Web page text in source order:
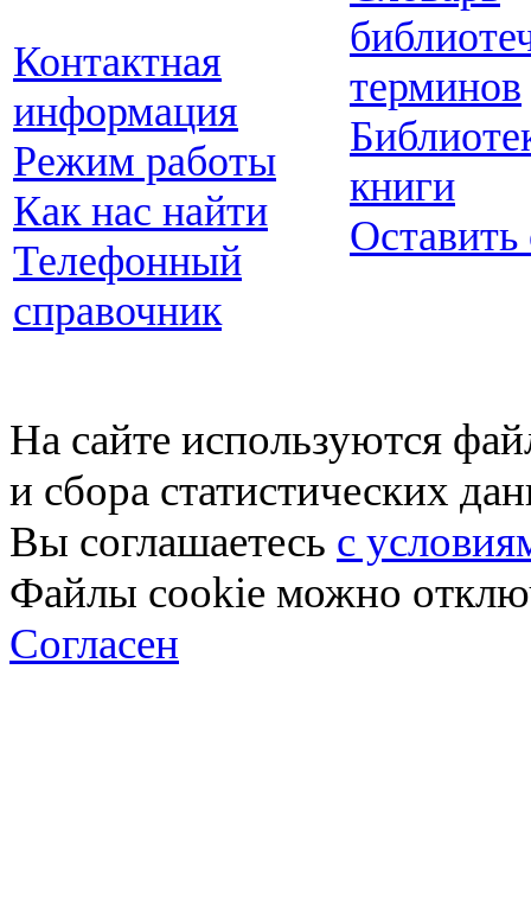
Контактная
информация
Режим работы
Как нас найти
Телефонный
справочник
терминов
книги
Оставить
На сайте используются
и сбора статистических
Вы соглашаетесь с
Файлы cookie можно
Согласен